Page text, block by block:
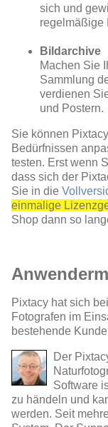
sich und
regelmäßige
Bildarchive
Machen Sie
Sammlung
verdienen
und Postern.
Sie können Pixtacy
Bedürfnissen
testen. Erst wenn
dass sich der
Sie in die
einmalige
Shop dann so
Pixtacy hat sich
Fotografen im
bestehende
Der
Software
zu händeln und
werden. Seit